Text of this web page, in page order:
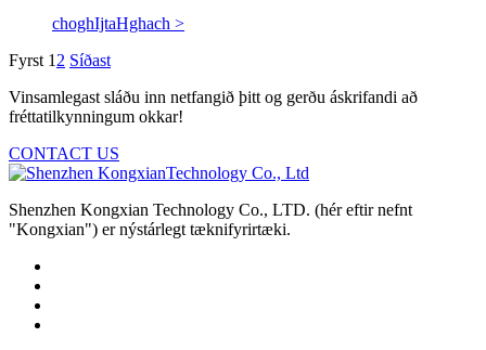
choghIjtaHghach >
Fyrst 1 2 Síðast
Vinsamlegast sláðu inn netfangið þitt og gerðu áskrifandi að
fréttatilkynningum okkar!
CONTACT US
Shenzhen Kongxian Technology Co., LTD. (hér eftir nefnt
"Kongxian") er nýstárlegt tæknifyrirtæki.